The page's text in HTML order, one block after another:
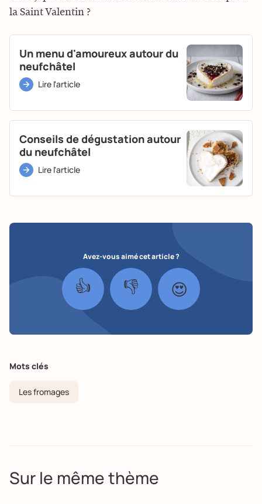
la Saint Valentin ?
Un menu d'amoureux autour du
neufchâtel
Lire l'article
Conseils de dégustation autour
du neufchâtel
Lire l'article
Avez-vous aimé cet article ?
👍 👎 😍
Mots clés
Les fromages
Sur le même thème